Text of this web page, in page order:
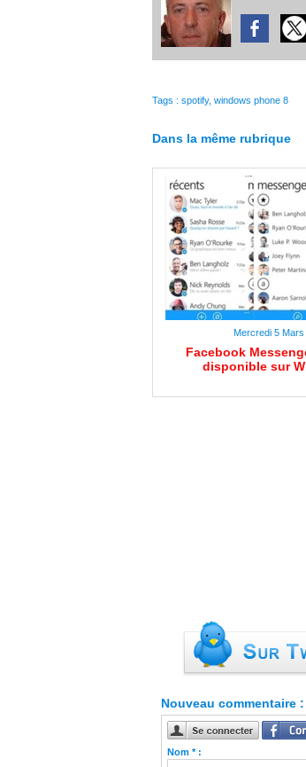
Tags : spotify, windows phone 8
Dans la même rubrique
Mercredi 5
Facebook
disponible sur
Nouveau commentaire :
Nom * :